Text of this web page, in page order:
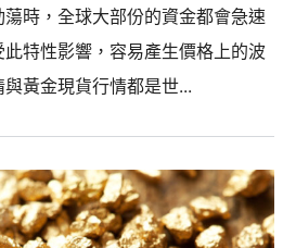
時，全球大部份的資金都會急速
特性影響，容易產生價格上的波
黃金現貨行情都是世...